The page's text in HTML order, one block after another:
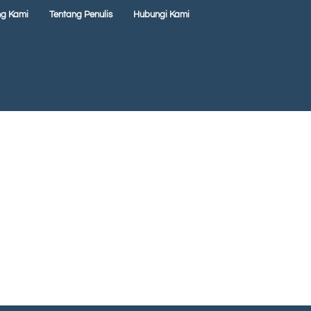
Kami Tentang Penulis Hubungi Kami